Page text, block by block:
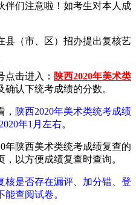
伴们注意啦！如考生对本人成
县（市、区）招办提出复核艺
击进入： 陕西2020年美术类
确认下统考成绩的分数。
陕西2020年美术类统考成绩
年1月左右。
年陕西美术类统考成绩复查的
以方便成绩复查时查询。
核是否存在漏评、加分错、登
查阅试卷。